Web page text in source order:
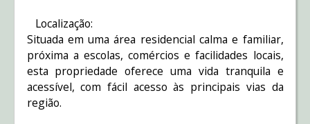
Localização:
Situada em uma área residencial calma e familiar,
próxima a escolas, comércios e facilidades locais,
esta propriedade oferece uma vida tranquila e
acessível, com fácil acesso às principais vias da
região.